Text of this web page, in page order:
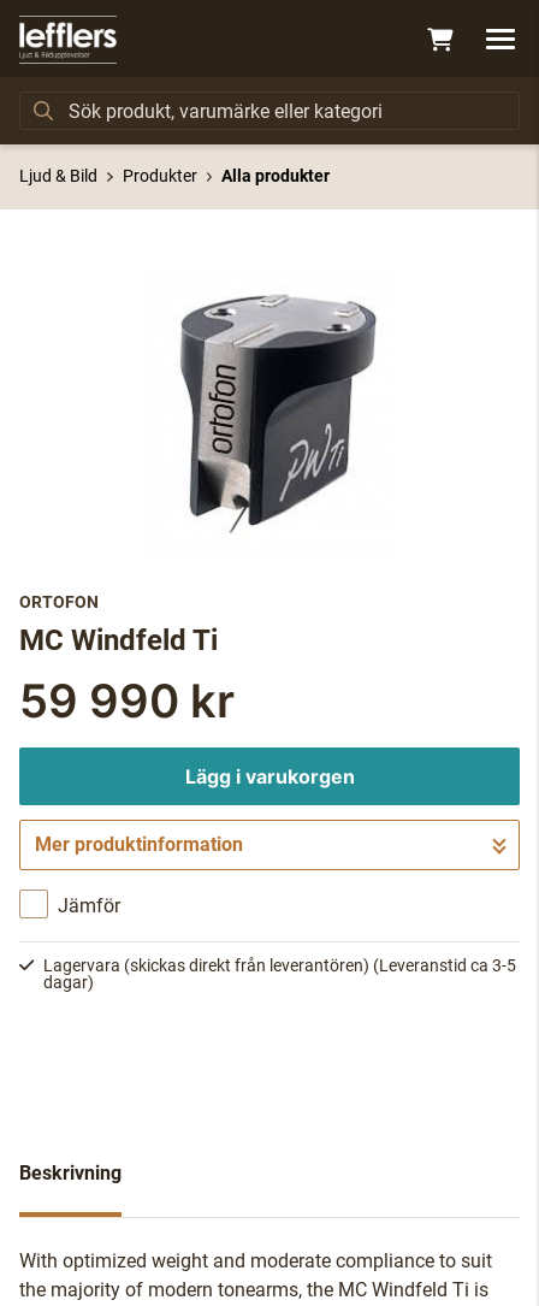
Ljud & Bild Produkter Alla produkter
ORTOFON
MC Windfeld Ti
59 990 kr
Lägg i varukorgen
Gå till kassan
Mer produktinformation
Jämför
Lagervara (skickas direkt från leverantören) (Leveranstid ca 3-5
dagar)
Beskrivning
With optimized weight and moderate compliance to suit
the majority of modern tonearms, the MC Windfeld Ti is